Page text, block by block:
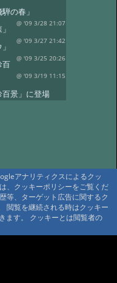
の春」
@ '09 3/28 21:07
@ '09 3/27 21:42
@ '09 3/25 20:26
百
@ '09 3/19 11:15
百景」に登場
@ '09 3/3 20:42
泊り
@ '09 3/1 21:01
の不思議」
@ '09 2/24 17:05
アナリティクスによるクッ
、クッキーポリシーをご覧くだ
等、ターゲット広告に関するク
閲覧を継続される時はクッキー
ます。 クッキーとは閲覧者の